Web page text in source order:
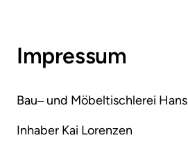
Impressum
Bau‒ und Möbeltischlerei Hans
Inhaber Kai Lorenzen